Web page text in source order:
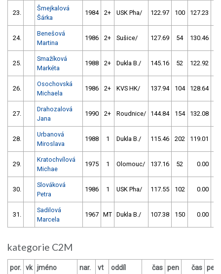
23.
Šmejkalová
Šárka
1984 2+ USK Pha/ 122.97 100 127.23
24.
Benešová
Martina
1986 2+ Sušice/ 127.69 54 130.46
25.
Smažíková
Markéta
1988 2+ Dukla B./ 145.16 52 122.92
26.
Osochovská
Michaela
1986 2+ KVS HK/ 137.94 104 128.64
27.
Drahozalová
Jana
1990 2+ Roudnice/ 144.84 154 132.08
28.
Urbanová
Miroslava
1988 1 Dukla B./ 115.46 202 119.01
29.
Kratochvílová
Michae
1975 1 Olomouc/ 137.16 52 0.00
30.
Slováková
Petra
1986 1 USK Pha/ 117.55 102 0.00
31.
Sadilová
Marcela
1967 MT Dukla B./ 107.38 150 0.00
kategorie C2M
por. vk jméno nar. vt oddíl čas pen čas pen